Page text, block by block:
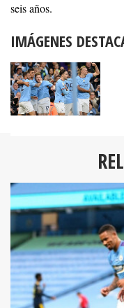
seis años.
IMÁGENES